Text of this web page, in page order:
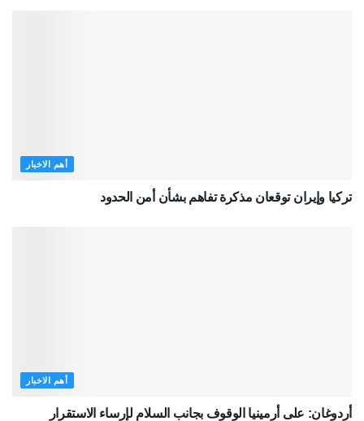
أهم الاخبار
تركيا وإيران توقعان مذكرة تفاهم بشأن أمن الحدود
أهم الاخبار
أردوغان: على أرمينيا الوقوف بجانب السلام لإرساء الاستقرار